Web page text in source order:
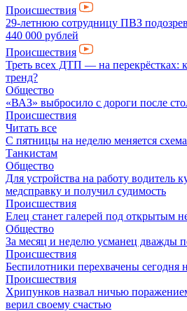
Происшествия
29-летнюю сотрудницу ПВЗ
440 000 рублей
Происшествия
Треть всех ДТП — на перекрёстках:
тренд?
Общество
«ВАЗ» выбросило с дороги после
Происшествия
Читать все
С пятницы на неделю меняется
Танкистам
Общество
Для устройства на работу водитель
медсправку и получил судимость
Происшествия
Елец станет галерей под открытым
Общество
За месяц и неделю усманец дважды
Происшествия
Беспилотники перехвачены сегодня
Происшествия
Хрипунков назвал ничью
верил своему счастью